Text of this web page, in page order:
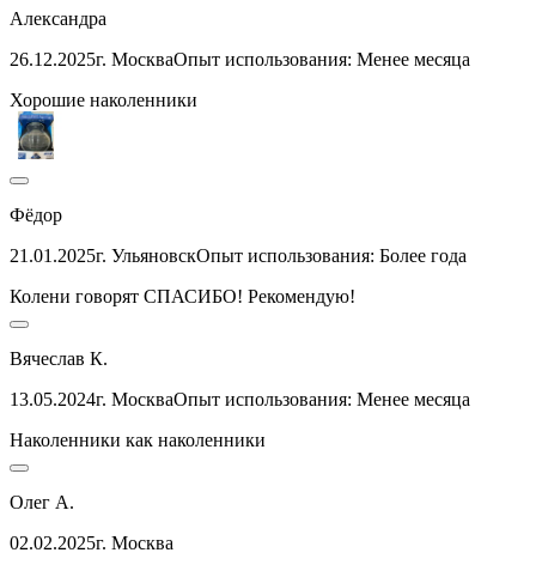
Александра
26.12.2025г. МоскваОпыт использования: Менее месяца
Хорошие наколенники
Фёдор
21.01.2025г. УльяновскОпыт использования: Более года
Колени говорят СПАСИБО! Рекомендую!
Вячеслав К.
13.05.2024г. МоскваОпыт использования: Менее месяца
Наколенники как наколенники
Олег А.
02.02.2025г. Москва